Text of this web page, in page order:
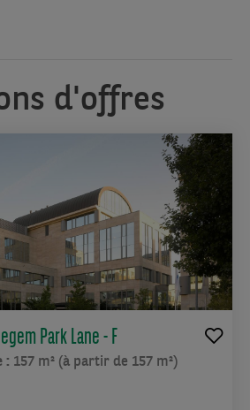
d'offres
Park Lane - F
: 157 m² (à partir de 157 m²)